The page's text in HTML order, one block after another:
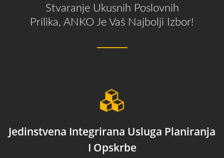
Stvaranje Ukusnih Poslovnih
Prilika, ANKO Je Vaš Najbolji Izbor!
Jedinstvena Integrirana Usluga Planiranja
I Opskrbe